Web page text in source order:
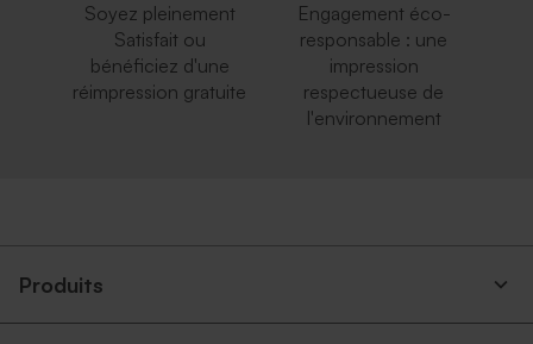
Soyez pleinement
Satisfait ou
bénéficiez d'une
réimpression gratuite
Engagement éco-
responsable : une
impression
respectueuse de
l'environnement
Produits